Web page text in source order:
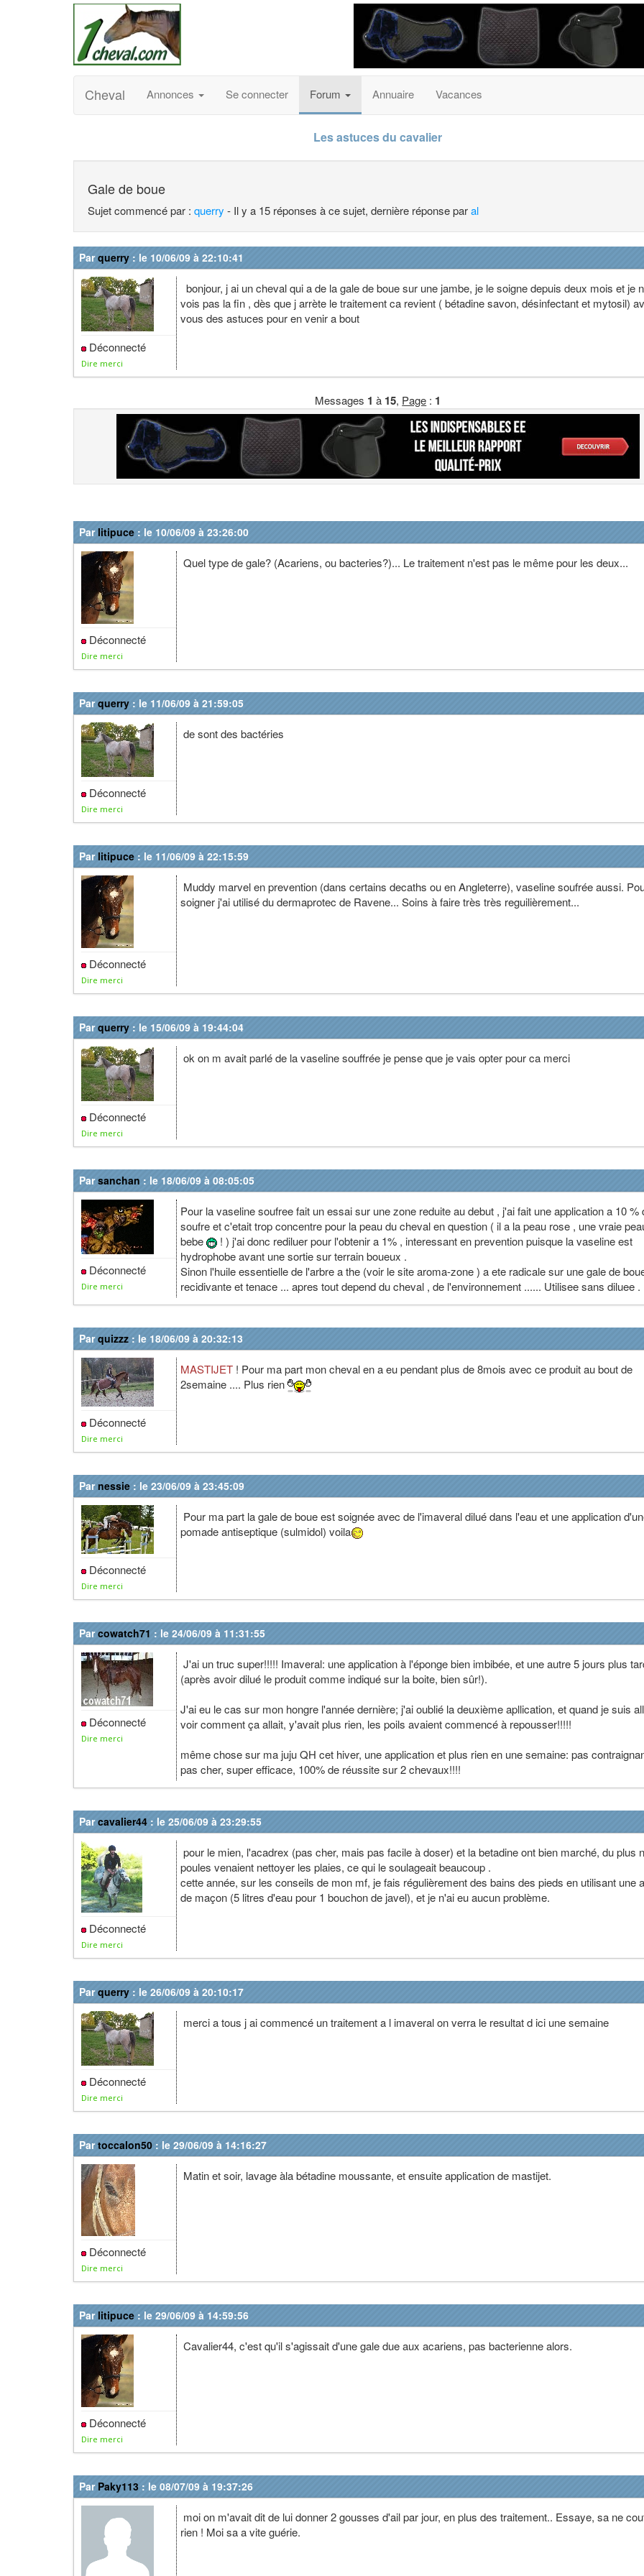
Cheval Annonces Se connecter Forum Annuaire Vacances
Les astuces du cavalier
Gale de boue
Sujet commencé par : querry - Il y a 15 réponses à ce sujet, dernière réponse paral
Parquerry : le 10/06/09 à 22:10:41
Déconnecté
Dire merci
bonjour, j ai un cheval qui a de la gale de boue sur une jambe, je le soigne depuis deux mois et je
vois pas la fin , dès que j arrète le traitement ca revient ( bétadine savon, désinfectant et mytosil)
vous des astuces pour en venir a bout
Messages 1 à 15, Page : 1
Par litipuce : le 10/06/09 à 23:26:00
Déconnecté
Dire merci
Quel type de gale? (Acariens, ou bacteries?)... Le traitement n'est pas le même pour les deux...
Parquerry : le 11/06/09 à 21:59:05
Déconnecté
Dire merci
de sont des bactéries
Par litipuce : le 11/06/09 à 22:15:59
Déconnecté
Dire merci
Muddy marvel en prevention (dans certains decaths ou en Angleterre), vaseline soufrée aussi.
soigner j'ai utilisé du dermaprotec de Ravene... Soins à faire très très reguilièrement...
Parquerry : le 15/06/09 à 19:44:04
Déconnecté
Dire merci
ok on m avait parlé de la vaseline souffrée je pense que je vais opter pour ca merci
Parsanchan : le 18/06/09 à 08:05:05
Déconnecté
Dire merci
Pour la vaseline soufree fait un essai sur une zone reduite au debut , j'ai fait une application a 10 %
soufre et c'etait trop concentre pour la peau du cheval en question ( il a la peau rose , une vraie
bebe
! ) j'ai donc rediluer pour l'obtenir a 1% , interessant en prevention puisque la vaseline est
hydrophobe avant une sortie sur terrain boueux .
Sinon l'huile essentielle de l'arbre a the (voir le site aroma-zone ) a ete radicale sur une gale de
recidivante et tenace ... apres tout depend du cheval , de l'environnement ...... Utilisee sans diluee .
Parquizzz : le 18/06/09 à 20:32:13
Déconnecté
Dire merci
MASTIJET ! Pour ma part mon cheval en a eu pendant plus de 8mois avec ce produit au bout de
2semaine .... Plus rien
Parnessie : le 23/06/09 à 23:45:09
Déconnecté
Dire merci
Pour ma part la gale de boue est soignée avec de l'imaveral dilué dans l'eau et une application
pomade antiseptique (sulmidol) voila
Parcowatch71 : le 24/06/09 à 11:31:55
Déconnecté
Dire merci
J'ai un truc super!!!!! Imaveral: une application à l'éponge bien imbibée, et une autre 5 jours plus
(après avoir dilué le produit comme indiqué sur la boite, bien sûr!).
J'ai eu le cas sur mon hongre l'année dernière; j'ai oublié la deuxième apllication, et quand je suis
voir comment ça allait, y'avait plus rien, les poils avaient commencé à repousser!!!!!
même chose sur ma juju QH cet hiver, une application et plus rien en une semaine: pas
pas cher, super efficace, 100% de réussite sur 2 chevaux!!!!
Parcavalier44 : le 25/06/09 à 23:29:55
Déconnecté
Dire merci
pour le mien, l'acadrex (pas cher, mais pas facile à doser) et la betadine ont bien marché, du plus
poules venaient nettoyer les plaies, ce qui le soulageait beaucoup .
cette année, sur les conseils de mon mf, je fais régulièrement des bains des pieds en utilisant une
de maçon (5 litres d'eau pour 1 bouchon de javel), et je n'ai eu aucun problème.
Parquerry : le 26/06/09 à 20:10:17
Déconnecté
Dire merci
merci a tous j ai commencé un traitement a l imaveral on verra le resultat d ici une semaine
Partoccalon50 : le 29/06/09 à 14:16:27
Déconnecté
Dire merci
Matin et soir, lavage àla bétadine moussante, et ensuite application de mastijet.
Par litipuce : le 29/06/09 à 14:59:56
Déconnecté
Dire merci
Cavalier44, c'est qu'il s'agissait d'une gale due aux acariens, pas bacterienne alors.
Par Paky113 : le 08/07/09 à 19:37:26
moi on m'avait dit de lui donner 2 gousses d'ail par jour, en plus des traitement.. Essaye, sa ne
rien ! Moi sa a vite guérie.